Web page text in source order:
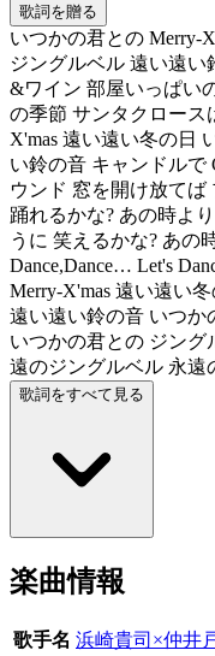
歌詞を贈る
いつかの君との Merry-
ジングルベル 遠い遠
&ワイン 部屋いっぱい
の季節 サンタクロース
X'mas 遠い遠い冬の日
い鈴の音 キャンドルで
ウンド 窓を開け放てば
踊れるかな? あの時よ
うに 笑えるかな? あの
Dance,Dance… Let's
Merry-X'mas 遠い遠い
遠い遠い鈴の音 いつか
いつかの君との ジング
遠のジングルベル 永遠
歌詞をすべて見る
楽曲情報
歌手名 浜崎貴司×仲井